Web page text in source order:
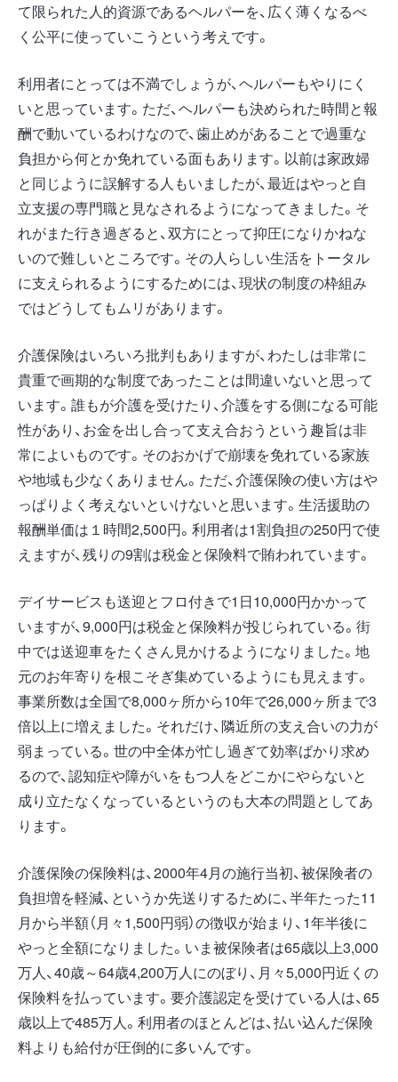
て限られた人的資源であるヘルパーを、広く薄くなるべ
く公平に使っていこうという考えです。
利用者にとっては不満でしょうが、ヘルパーもやりにく
いと思っています。ただ、ヘルパーも決められた時間と報
酬で動いているわけなので、歯止めがあることで過重な
負担から何とか免れている面もあります。以前は家政婦
と同じように誤解する人もいましたが、最近はやっと自
立支援の専門職と見なされるようになってきました。そ
れがまた行き過ぎると、双方にとって抑圧になりかねな
いので難しいところです。その人らしい生活をトータル
に支えられるようにするためには、現状の制度の枠組み
ではどうしてもムリがあります。
介護保険はいろいろ批判もありますが、わたしは非常に
貴重で画期的な制度であったことは間違いないと思って
います。誰もが介護を受けたり、介護をする側になる可能
性があり、お金を出し合って支え合おうという趣旨は非
常によいものです。そのおかげで崩壊を免れている家族
や地域も少なくありません。ただ、介護保険の使い方はや
っぱりよく考えないといけないと思います。生活援助の
報酬単価は１時間2,500円。利用者は1割負担の250円で使
えますが、残りの9割は税金と保険料で賄われています。
デイサービスも送迎とフロ付きで1日10,000円かかって
いますが、9,000円は税金と保険料が投じられている。街
中では送迎車をたくさん見かけるようになりました。地
元のお年寄りを根こそぎ集めているようにも見えます。
事業所数は全国で8,000ヶ所から10年で26,000ヶ所まで3
倍以上に増えました。それだけ、隣近所の支え合いの力が
弱まっている。世の中全体が忙し過ぎて効率ばかり求め
るので、認知症や障がいをもつ人をどこかにやらないと
成り立たなくなっているというのも大本の問題としてあ
ります。
介護保険の保険料は、2000年4月の施行当初、被保険者の
負担増を軽減、というか先送りするために、半年たった11
月から半額（月々1,500円弱）の徴収が始まり、1年半後に
やっと全額になりました。いま被保険者は65歳以上3,000
万人、40歳～64歳4,200万人にのぼり、月々5,000円近くの
保険料を払っています。要介護認定を受けている人は、65
歳以上で485万人。利用者のほとんどは、払い込んだ保険
料よりも給付が圧倒的に多いんです。